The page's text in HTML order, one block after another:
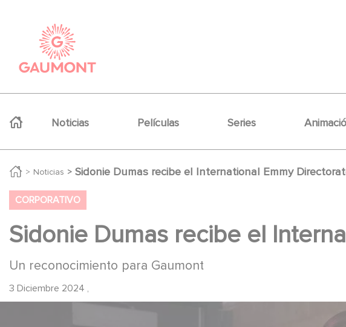
Noticias Películas Series
Noticias Sidonie Dumas recibe el International Emmy
CORPORATIVO
Sidonie Dumas recibe el
Un reconocimiento para Gaumont
3 Diciembre 2024 ,